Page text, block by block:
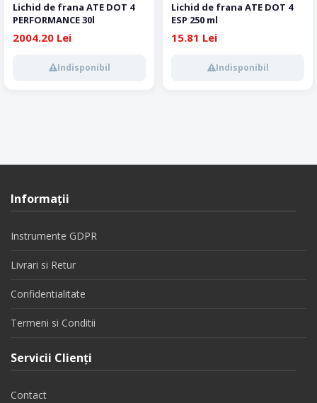
Lichid de frana ATE DOT 4
PERFORMANCE 30l
2004.20 Lei
Indisponibil
Lichid de frana ATE DOT 4
ESP 250 ml
15.81 Lei
Indisponibil
Informaţii
Instrumente GDPR
Livrari si Retur
Confidentialitate
Termeni si Conditii
Servicii Clienţi
Contact